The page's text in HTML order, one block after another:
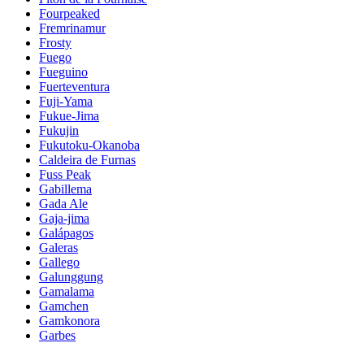
Fourpeaked
Fremrinamur
Frosty
Fuego
Fueguino
Fuerteventura
Fuji-Yama
Fukue-Jima
Fukujin
Fukutoku-Okanoba
Caldeira de Furnas
Fuss Peak
Gabillema
Gada Ale
Gaja-jima
Galápagos
Galeras
Gallego
Galunggung
Gamalama
Gamchen
Gamkonora
Garbes